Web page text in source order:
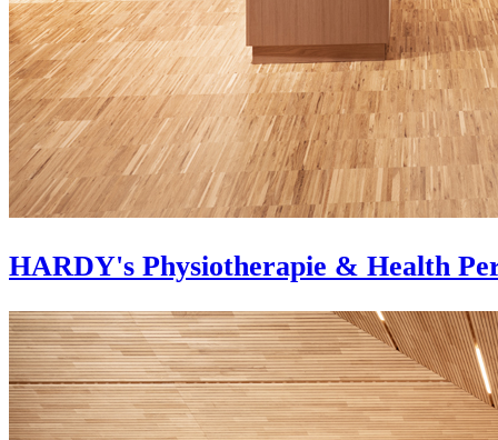
HARDY's Physiotherapie & Health